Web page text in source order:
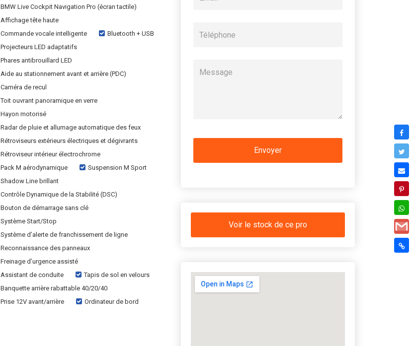
BMW Live Cockpit Navigation Pro (écran tactile)
Affichage tête haute
Commande vocale intelligente
Bluetooth + USB
Projecteurs LED adaptatifs
Phares antibrouillard LED
Aide au stationnement avant et arrière (PDC)
Caméra de recul
Toit ouvrant panoramique en verre
Hayon motorisé
Radar de pluie et allumage automatique des feux
Rétroviseurs extérieurs électriques et dégivrants
Rétroviseur intérieur électrochrome
Pack M aérodynamique
Suspension M Sport
Shadow Line brillant
Contrôle Dynamique de la Stabilité (DSC)
Bouton de démarrage sans clé
Système Start/Stop
Système d’alerte de franchissement de ligne
Reconnaissance des panneaux
Freinage d’urgence assisté
Assistant de conduite
Tapis de sol en velours
Banquette arrière rabattable 40/20/40
Prise 12V avant/arrière
Ordinateur de bord
Voir le stock de ce pro